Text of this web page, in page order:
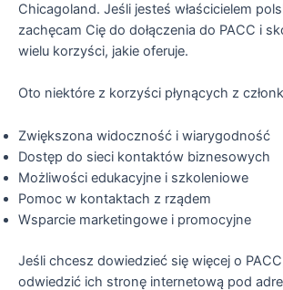
Chicagoland. Jeśli jesteś właścicielem
zachęcam Cię do dołączenia do PACC i
wielu korzyści, jakie oferuje.
Oto niektóre z korzyści płynących z
Zwiększona widoczność i wiarygodność
Dostęp do sieci kontaktów biznesowych
Możliwości edukacyjne i szkoleniowe
Pomoc w kontaktach z rządem
Wsparcie marketingowe i promocyjne
Jeśli chcesz dowiedzieć się więcej o
odwiedzić ich stronę internetową pod